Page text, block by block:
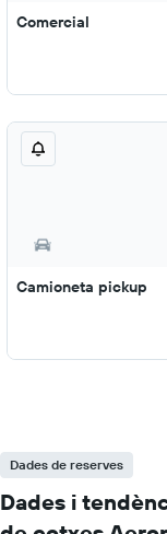
Comercial
Camioneta pickup
Dades de reserves
Dades i